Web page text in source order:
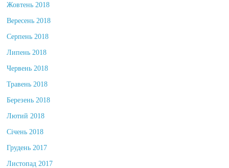
Жовтень 2018
Вересень 2018
Серпень 2018
Липень 2018
Червень 2018
Травень 2018
Березень 2018
Лютий 2018
Січень 2018
Грудень 2017
Листопад 2017